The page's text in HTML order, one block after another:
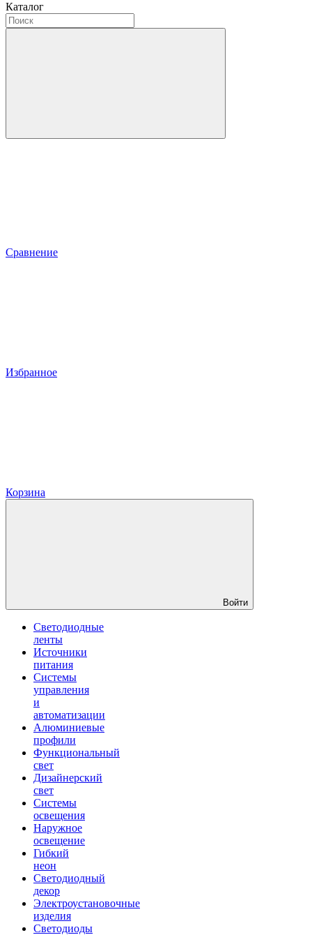
Каталог
Сравнение
Избранное
Корзина
Войти
Светодиодные
ленты
Источники
питания
Системы
управления
и
автоматизации
Алюминиевые
профили
Функциональный
свет
Дизайнерский
свет
Системы
освещения
Наружное
освещение
Гибкий
неон
Светодиодный
декор
Электроустановочные
изделия
Светодиоды